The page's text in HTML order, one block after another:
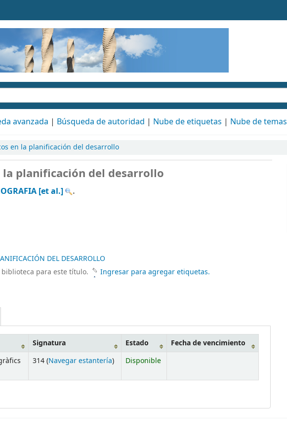
avanzada Búsqueda de autoridad Nube de etiquetas Nube de temas
en la planificación del desarrollo
planificación del desarrollo
[et al.] .
DEL DESARROLLO
para este título.
Ingresar para agregar etiquetas.
Signatura Estado Fecha de vencimiento
314 (Navegar estantería) Disponible